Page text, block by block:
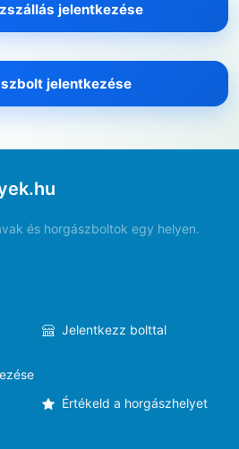
jelentkezése
jelentkezése
és horgászboltok egy helyen.
Jelentkezz bolttal
Értékeld a horgászhelyet